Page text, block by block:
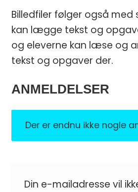
Billedfiler følger også med
kan lægge tekst og
og eleverne kan læse og
tekst og opgaver der.
ANMELDELSER
Der er endnu ikke nogle
Din e-mailadresse vil